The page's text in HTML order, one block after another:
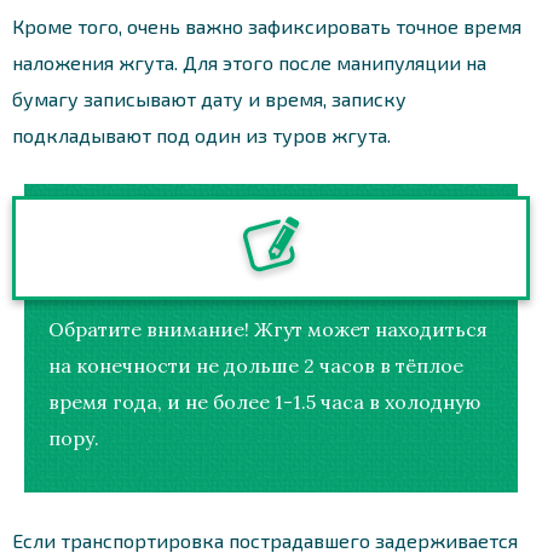
Кроме того, очень важно зафиксировать точное время
наложения жгута. Для этого после манипуляции на
бумагу записывают дату и время, записку
подкладывают под один из туров жгута.
Обратите внимание! Жгут может находиться
на конечности не дольше 2 часов в тёплое
время года, и не более 1-1.5 часа в холодную
пору.
Если транспортировка пострадавшего задерживается